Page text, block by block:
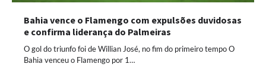
Bahia vence o Flamengo com expulsões duvidosas
e confirma liderança do Palmeiras
O gol do triunfo foi de Willian José, no fim do primeiro tempo O
Bahia venceu o Flamengo por 1…